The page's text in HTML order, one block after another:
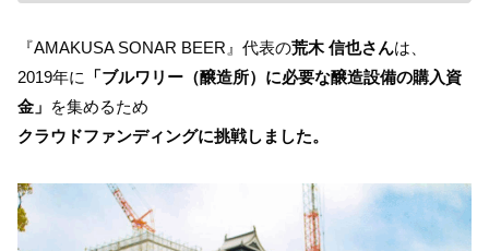
『AMAKUSA SONAR BEER』代表の荒木 信也さんは、
2019年に
「ブルワリー（醸造所）に必要な醸造設備の購入資
金」 を集めるため
クラウドファンディングに挑戦しました。